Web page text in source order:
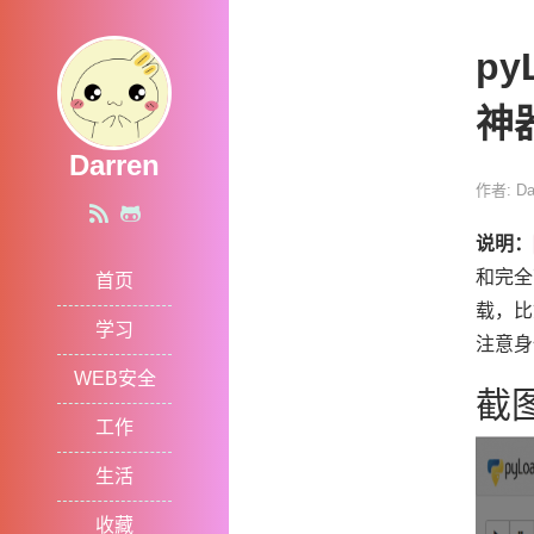
Darren
首页
学习
WEB安全
工作
生活
收藏
神
作者:
说明：
和完
载，
注意
截